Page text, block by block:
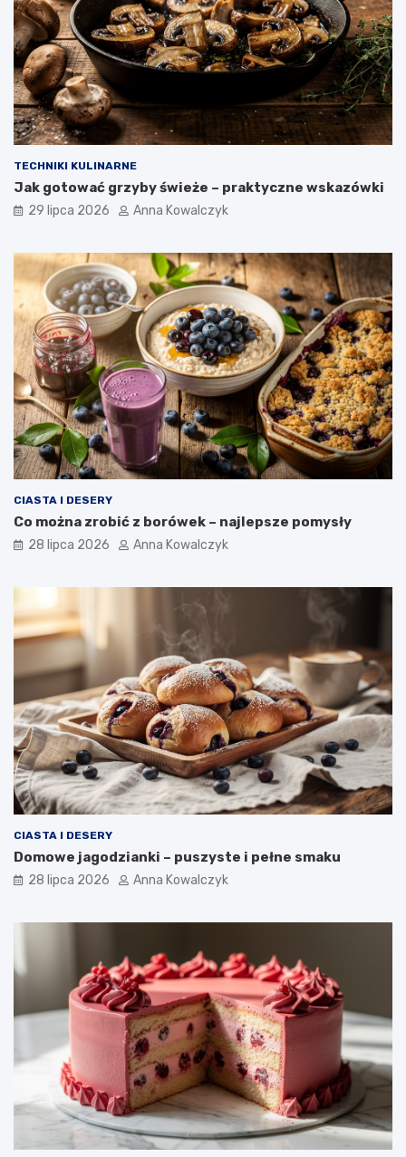
TECHNIKI KULINARNE
Jak gotować grzyby świeże – praktyczne wskazówki
29 lipca 2026 Anna Kowalczyk
CIASTA I DESERY
Co można zrobić z borówek – najlepsze pomysły
28 lipca 2026 Anna Kowalczyk
CIASTA I DESERY
Domowe jagodzianki – puszyste i pełne smaku
28 lipca 2026 Anna Kowalczyk